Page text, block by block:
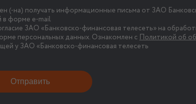
(-на) получать информационные письма от ЗАО
в форме e-mail
ЗАО «Банковско-финансовая телесеть» на
персональных данных. Ознакомлен с Политикой об
у ЗАО «Банковско-финансовая телесеть